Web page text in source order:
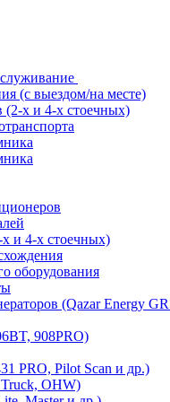
(с выездом/на месте)
х и 4-х стоечных)
и 4-х стоечных)
оборудования
(Qazar Energy
908PRO)
PRO, Pilot Scan и др.)
OHW)